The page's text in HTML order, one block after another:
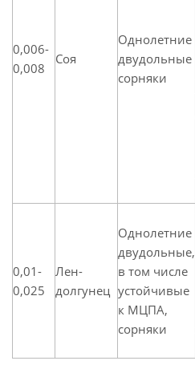
0,006-
0,008
Соя
Однолетние
двудольные
сорняки
0,01-
0,025
Лен-
долгунец
Однолетние
двудольные,
в том числе
устойчивые
к МЦПА,
сорняки